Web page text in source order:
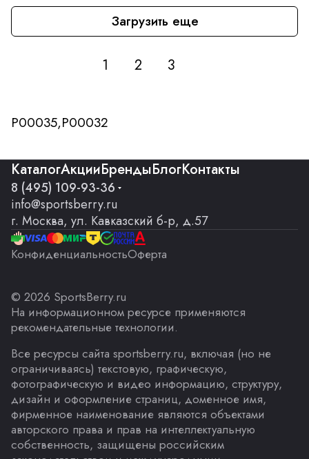
Загрузить еще
1 2 3
P00035,P00032
КаталогАкцииБрендыБлогКонтакты
8 (495) 109-93-36
info@sportsberry.ru
г. Москва, ул. Кавказский б-р, д.57
КонфиденциальностьОферта
© 2026 SportsBerry.ru
На информационном ресурсе применяются
рекомендательные технологии.
Все ресурсы сайта sportsberry.ru, включая (но не
ограничиваясь) текстовую, графическую,
фотографическую и видео информацию, структуру,
дизайн и оформление страниц, доменное имя,
фирменное наименование являются объектами
авторского права и прав на интеллектуальную
собственность, защищены российским